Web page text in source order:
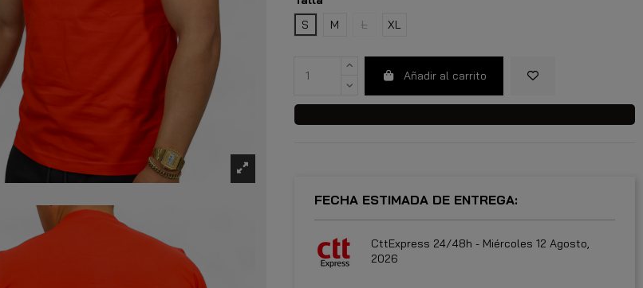
S
M L XL
Añadir al carrito
FECHA ESTIMADA DE ENTREGA:
CttExpress 24/48h - Miércoles 12 Agosto,
2026